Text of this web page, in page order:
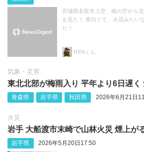
宮城県名取市上空、南の空から
を見た！ 青白くて、火花みたい
た！
RENくん
気象・災害
東北北部が梅雨入り 平年より6日遅く
青森県 岩手県 秋田県 2026年6月21日
火災
岩手 大船渡市末崎で山林火災 煙上が
岩手県 2026年5月20日17:50